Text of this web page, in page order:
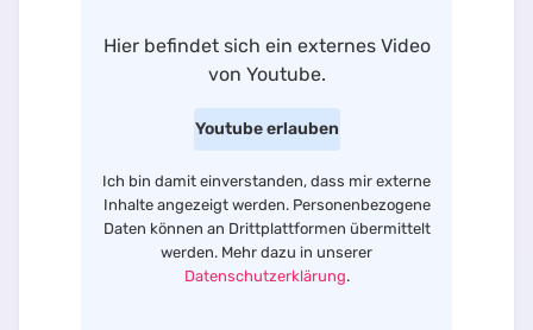
Hier befindet sich ein externes Video
von Youtube.
Youtubeerlauben
Ich bin damit einverstanden, dass mir externe
Inhalte angezeigt werden. Personenbezogene
Daten können an Drittplattformen übermittelt
werden. Mehr dazu in unserer
Datenschutzerklärung.